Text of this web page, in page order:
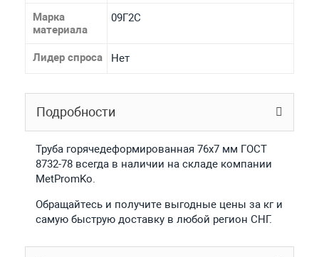
Марка
материала
09Г2С
Лидер спроса Нет
Подробности
Труба горячедеформированная 76х7 мм ГОСТ
8732-78 всегда в наличии на складе компании
MetPromKo.
Обращайтесь и получите выгодные цены за кг и
самую быструю доставку в любой регион СНГ.